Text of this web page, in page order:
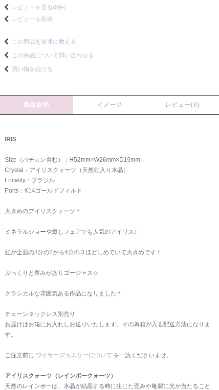
レビューを見る(0件)
レビューを投稿
この商品を友達に教える
この商品について問い合わせる
買い物を続ける
商品説明 イメージ レビュー(0)
IRIS
Size（バチカン含む）：H52mm×W26mm×D19mm
Crystal：アイリスクォーツ（天然虹入り水晶）
Locality：ブラジル
Parts：K14ゴールドフィルド
大きめのアイリスクォーツ＊
ミネラルショーや癒しフェアでも人気のアイリス♪
虹が全面の3分の2から4分の３ほどしめていて大きめです！
ぷっくりと厚みがありゴージャス☆
クラシカルな雰囲気ある作品になりました＊
チェーンネックレス別売り
お届けはお箱にお入れしお送りいたします。その為箱が入る配送方法になりま
す。
ご注文前に ワイヤージュエリーについて を一読くださいませ。
アイリスクォーツ（レインボークォーツ）
天然のレインボーは、水晶が結晶する時に生じた歪みや亀裂に光が当たること